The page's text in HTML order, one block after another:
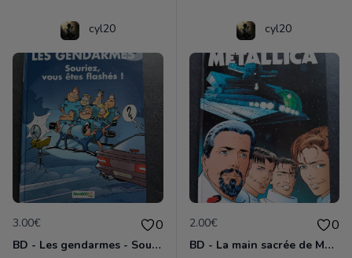
cyl20
3.00€ 0
BD - Les gendarmes - Souriez, vous êtes flashés - Tome 5
cyl20
2.00€ 0
BD - La main sacrée de Metallica